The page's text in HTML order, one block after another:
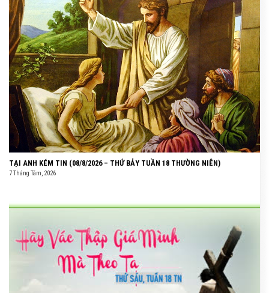
TẠI ANH KÉM TIN (08/8/2026 – THỨ BẢY TUẦN 18 THƯỜNG NIÊN)
7 Tháng Tám, 2026